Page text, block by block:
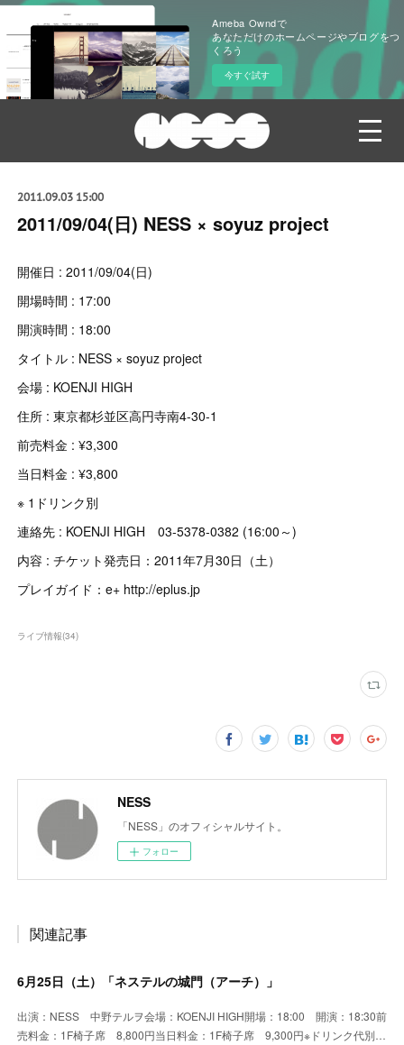
Ameba Owndで
あなただけのホームページやブログをつ
くろう
今すぐ試す
2011.09.03 15:00
2011/09/04(日) NESS × soyuz project
開催日 : 2011/09/04(日)
開場時間 : 17:00
開演時間 : 18:00
タイトル : NESS × soyuz project
会場 : KOENJI HIGH
住所 : 東京都杉並区高円寺南4-30-1
前売料金 : ¥3,300
当日料金 : ¥3,800
※ 1ドリンク別
連絡先 : KOENJI HIGH 03-5378-0382 (16:00～)
内容 : チケット発売日：2011年7月30日（土）
プレイガイド：e+ http://eplus.jp
ライブ情報(34)
NESS
「NESS」のオフィシャルサイト。
フォロー
関連記事
6月25日（土）「ネステルの城門（アーチ）」
出演：NESS 中野テルヲ会場：KOENJI HIGH開場：18:00 開演：18:30前
売料金：1F椅子席 8,800円当日料金：1F椅子席 9,300円※ドリンク代別…